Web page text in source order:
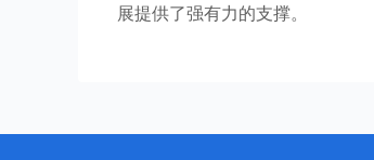
展提供了强有力的支撑。